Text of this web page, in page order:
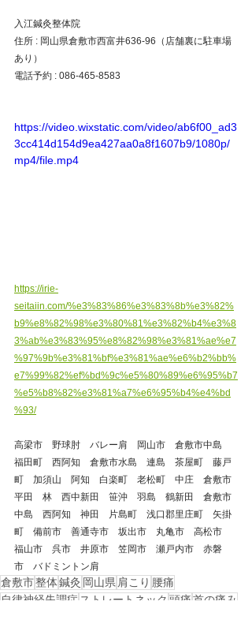
入江鍼灸整体院
住所 : 岡山県倉敷市西富井636-96（店舗裏に駐車場
あり）
電話予約 : 086-465-8583
https://video.wixstatic.com/video/ab6f00_ad3
3cc414d154d9ea427aa0a8f1607b9/1080p/
mp4/file.mp4
https://irie-
seitaiin.com/%e3%83%86%e3%83%8b%e3%82%
b9%e8%82%98%e3%80%81%e3%82%b4%e3%8
3%ab%e3%83%95%e8%82%98%e3%81%ae%e7
%97%9b%e3%81%bf%e3%81%ae%e6%b2%bb%
e7%99%82%ef%bd%9c%e5%80%89%e6%95%b7
%e5%b8%82%e3%81%a7%e6%95%b4%e4%bd
%93/
高梁市　野球肘　バレー肩　岡山市　倉敷市中島
福田町　西阿知　倉敷市水島　連島　茶屋町　藤戸
町　加須山　阿知　白楽町　老松町　中庄　倉敷市
平田　林　西中新田　笹沖　羽島　鶴新田　倉敷市
中島　西阿知　神田　片島町　浅口郡里庄町　矢掛
町　備前市　善通寺市　坂出市　丸亀市　高松市
福山市　呉市　井原市　笠岡市　瀬戸内市　赤磐
市　バドミントン肩
倉敷市整体鍼灸 岡山県 肩こり 腰痛
自律神経失調症 ストレートネック 頭痛首の痛み